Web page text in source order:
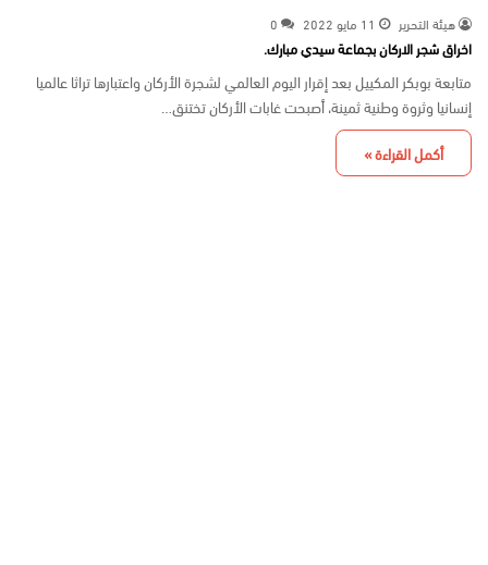
هيئة التحرير 11 مايو 2022 0
اخراق شجر الاركان بجماعة سيدي مبارك.
متابعة بوبكر المكييل بعد إقرار اليوم العالمي لشجرة الأركان واعتبارها تراثا عالميا
إنسانيا وثروة وطنية ثمينة، أصبحت غابات الأركان تختنق…
أكمل القراءة »